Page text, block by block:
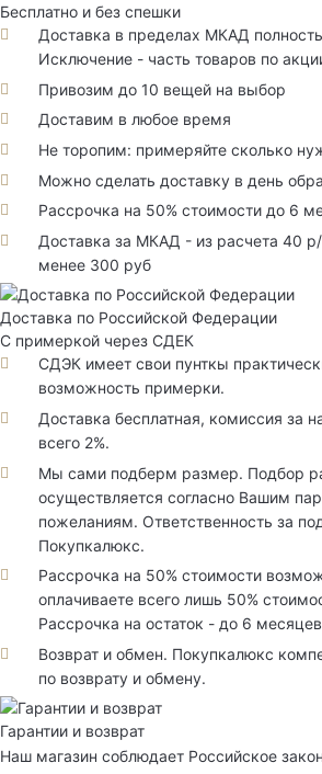
Бесплатно и без спешки
Доставка в пределах МКАД
Исключение - часть товаров по
Привозим до 10 вещей на выбор
Доставим в любое время
Не торопим: примеряйте сколько
Можно сделать доставку в день
Рассрочка на 50% стоимости до 6
Доставка за МКАД - из расчета 40
менее 300 руб
Доставка по Российской Федерации
С примеркой через СДЕК
СДЭК имеет свои пунткы
возможность примерки.
Доставка бесплатная, комиссия за
всего 2%.
Мы сами подберм размер. Подбор
осуществляется согласно Вашим
пожеланиям. Ответственность за
Покупкалюкс.
Рассрочка на 50% стоимости
оплачиваете всего лишь 50%
Рассрочка на остаток - до 6
Возврат и обмен. Покупкалюкс
по возврату и обмену.
Гарантии и возврат
Наш магазин соблюдает Российское